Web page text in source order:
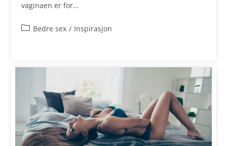
vaginaen er for…
Bedre sex / Inspirasjon